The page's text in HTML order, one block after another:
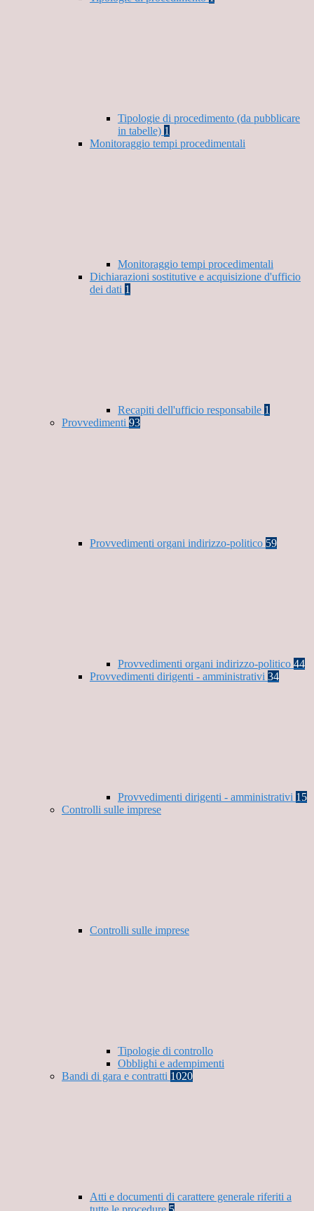
Tipologie di procedimento (da pubblicare
in tabelle) 1
Monitoraggio tempi procedimentali
Monitoraggio tempi procedimentali
Dichiarazioni sostitutive e acquisizione d'ufficio
dei dati 1
Recapiti dell'ufficio responsabile 1
Provvedimenti 93
Provvedimenti organi indirizzo-politico 59
Provvedimenti organi indirizzo-politico 44
Provvedimenti dirigenti - amministrativi 34
Provvedimenti dirigenti - amministrativi 15
Controlli sulle imprese
Controlli sulle imprese
Tipologie di controllo
Obblighi e adempimenti
Bandi di gara e contratti 1020
Atti e documenti di carattere generale riferiti a